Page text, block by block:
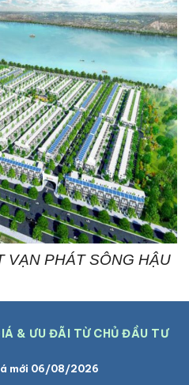
VẠN PHÁT SÔNG HẬU
& ƯU ĐÃI TỪ CHỦ ĐẦU TƯ
mới 06/08/2026